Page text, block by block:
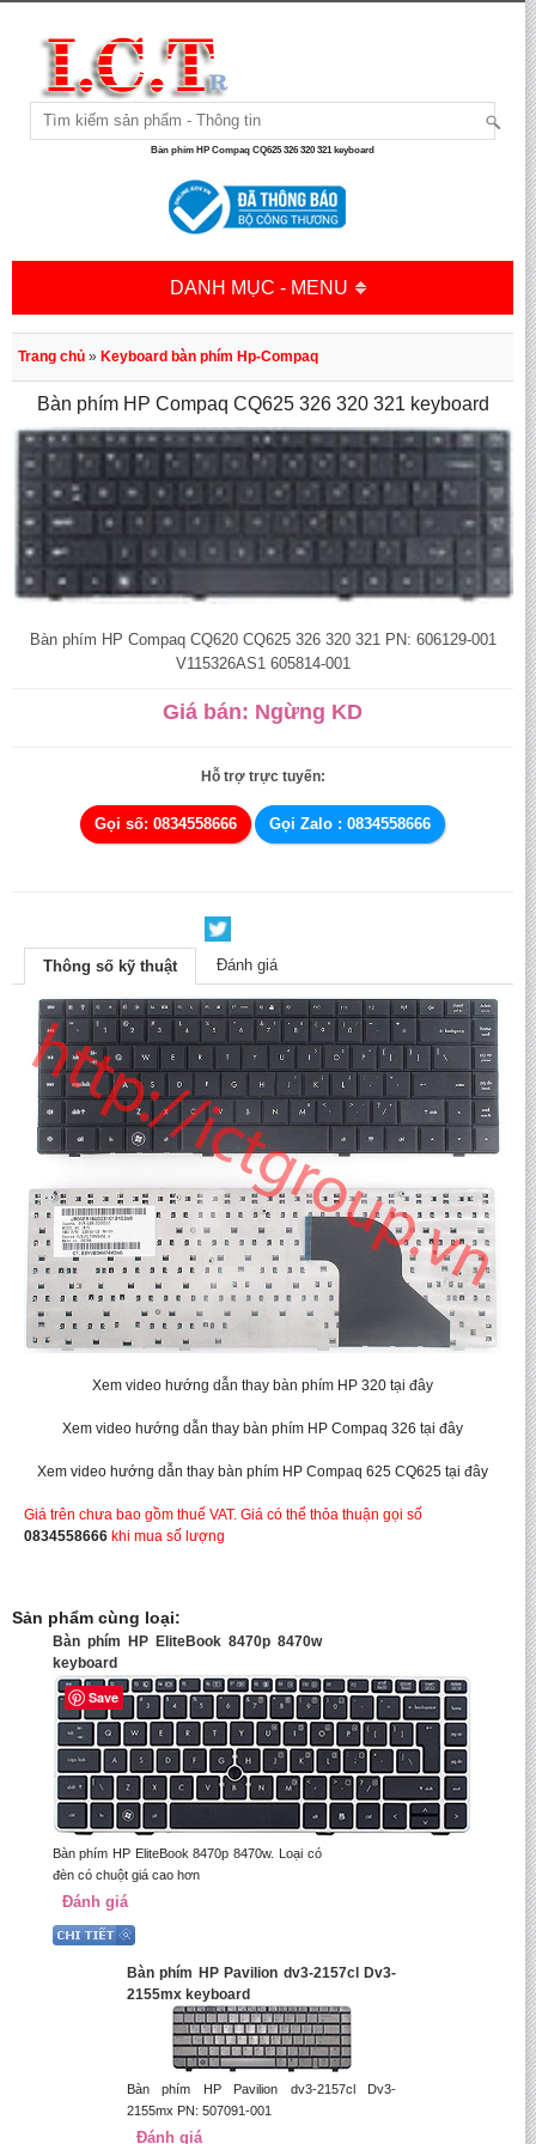
Bàn phím HP Compaq CQ625 326 320 321 keyboard
DANH MỤC - MENU
Trang chủ » Keyboard bàn phím Hp-Compaq
Bàn phím HP Compaq CQ625 326 320 321 keyboard
Bàn phím HP Compaq CQ620 CQ625 326 320 321 PN: 606129-001
V115326AS1 605814-001
Giá bán: Ngừng KD
Hỗ trợ trực tuyến:
Gọi số: 0834558666 Gọi Zalo : 0834558666
Thông số kỹ thuật Đánh giá
Xem video hướng dẫn thay bàn phím HP 320 tại đây
Xem video hướng dẫn thay bàn phím HP Compaq 326 tại đây
Xem video hướng dẫn thay bàn phím HP Compaq 625 CQ625 tại đây
Giá trên chưa bao gồm thuế VAT. Giá có thể thỏa thuận gọi số
0834558666 khi mua số lượng
Sản phẩm cùng loại:
Bàn phím HP EliteBook 8470p 8470w
keyboard
Bàn phím HP EliteBook 8470p 8470w. Loại có
đèn có chuột giá cao hơn
Đánh giá
Bàn phím HP Pavilion dv3-2157cl Dv3-
2155mx keyboard
Bàn phím HP Pavilion dv3-2157cl Dv3-
2155mx PN: 507091-001
Đánh giá
Save